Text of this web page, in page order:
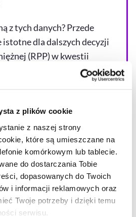
z plików cookie
z naszej strony
które są umieszczane na
komórkowym lub tablecie.
do dostarczania Tobie
dopasowanych do Twoich
i informacji reklamowych oraz
Twoje potrzeby i dzięki temu
serwisu.
z tych danych? Przede
istotne dla dalszych decyzji
(RPP) w kwestii
Wyższa niż oczekiwana
na
inflacji.
z sytuacją
w dół trwa w
kwartału 2024 r. Co
wskazują na niższą
niż przewidywali
raporcie o inflacji